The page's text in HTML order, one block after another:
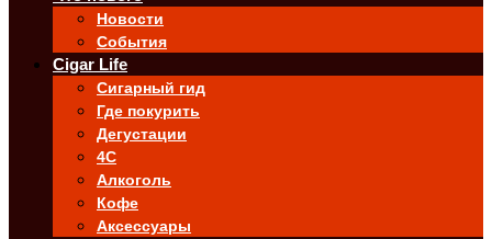
Новости
События
Cigar Life
Сигарный гид
Где покурить
Дегустации
4C
Алкоголь
Кофе
Аксессуары